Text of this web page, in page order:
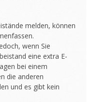
melden, können
wenn Sie
eine extra E-
bei einem
die anderen
und es gibt kein